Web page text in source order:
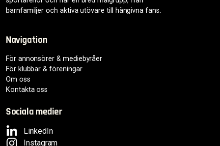
barnfamiljer och aktiva utövare till hängivna fans.
Navigation
För annonsörer & mediebyråer
För klubbar & föreningar
Om oss
Kontakta oss
Sociala medier
LinkedIn
Instagram